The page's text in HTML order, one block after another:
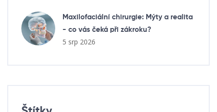
Maxilofaciální chirurgie: Mýty a realita
- co vás čeká při zákroku?
5 srp 2026